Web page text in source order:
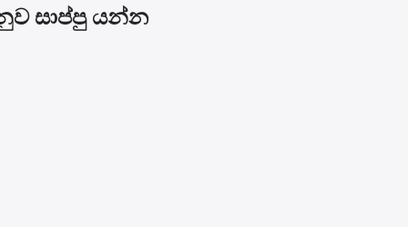
සාප්පු යන්න